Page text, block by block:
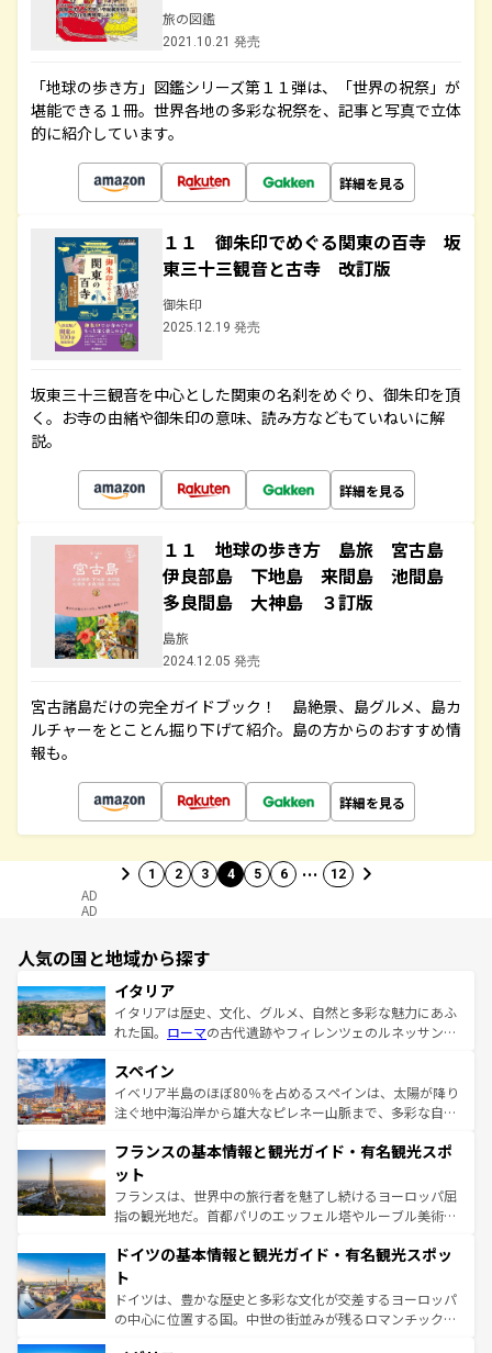
旅の図鑑
2021.10.21 発売
「地球の歩き方」図鑑シリーズ第１１弾は、「世界の祝祭」が
堪能できる１冊。世界各地の多彩な祝祭を、記事と写真で立体
的に紹介しています。
詳細を見る
１１ 御朱印でめぐる関東の百寺 坂
東三十三観音と古寺 改訂版
御朱印
2025.12.19 発売
坂東三十三観音を中心とした関東の名刹をめぐり、御朱印を頂
く。お寺の由緒や御朱印の意味、読み方などもていねいに解
説。
詳細を見る
１１ 地球の歩き方 島旅 宮古島
伊良部島 下地島 来間島 池間島
多良間島 大神島 ３訂版
島旅
2024.12.05 発売
宮古諸島だけの完全ガイドブック！ 島絶景、島グルメ、島カ
ルチャーをとことん掘り下げて紹介。島の方からのおすすめ情
報も。
詳細を見る
1 2 3 4 5 6 … 12
AD
AD
人気の国と地域から探す
イタリア
イタリアは歴史、文化、グルメ、自然と多彩な魅力にあふ
れた国。 ローマの古代遺跡やフィレンツェのルネッサンス
ろん、トスカーナの美しい田園風景やアマルフィ海岸の絶
景など、自然景観も見逃せない。観光の合間には、本場の
ピザやパスタなど、絶品のイタリア料理を堪能することも
ませてくれるイタリアで、忘れられない旅をしてみよう！
なお、新着のイタリア情報は
しい。
スペイン
イベリア半島のほぼ80％を占めるスペインは、太陽が降り
注ぐ地中海沿岸から雄大なピレネー山脈まで、多彩な自然
文化が根付くこの国では、情熱的なフラメンコ、熱気あふ
れる闘牛、そして美味しいタパスが生活の一部となってい
る。首都マドリードの洗練された雰囲気や、バルセロナの
アートに溢れた街角から、地方では古代ローマ遺跡や中世
せる。地方によって風土や気候が異なるスペインはその個
ンテンツ一覧 を参照してほしい。
フランスの基本情報と観光ガイド・有名観光スポ
ット
フランスは、世界中の旅行者を魅了し続けるヨーロッパ屈
指の観光地だ。首都パリのエッフェル塔やルーブル美術館
で、幅広い魅力が詰まっている。華麗な宮殿、歴史的な大
聖堂、美しいビーチ、そして豊かな自然が、訪れる者を心
から魅了する。また、フランスは美食の国としても知ら
れ、フランス料理はユネスコ無形文化遺産にも登録されて
ドイツの基本情報と観光ガイド・有名観光スポッ
ト
ドイツは、豊かな歴史と多彩な文化が交差するヨーロッパ
の中心に位置する国。中世の街並みが残るロマンチック街